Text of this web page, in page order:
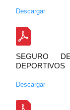
Descargar
SEGURO
DEPORTIVOS
Descargar